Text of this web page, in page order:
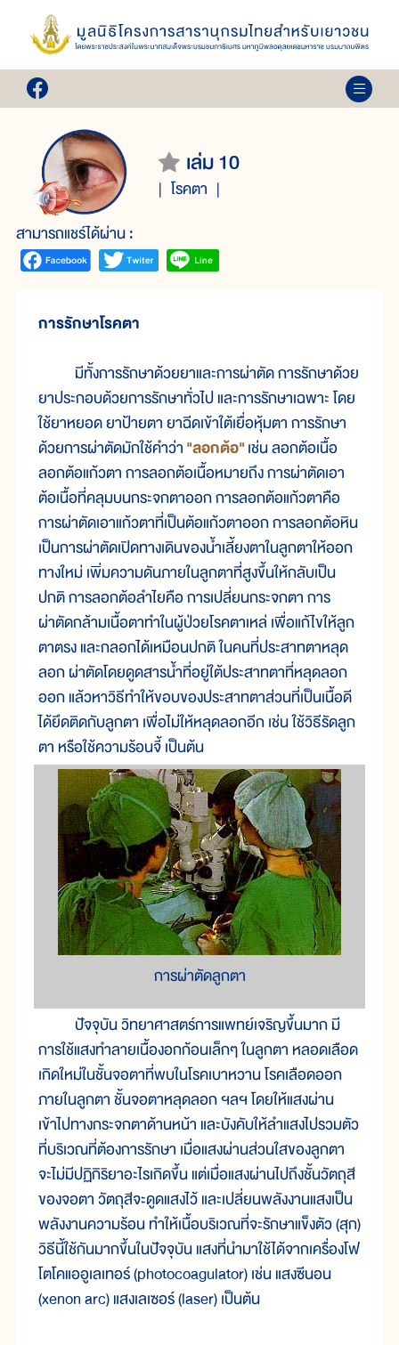
เล่ม 10
โรคตา
สามารถแชร์ได้ผ่าน :
การรักษาโรคตา
มีทั้งการรักษาด้วยยาและการผ่าตัด การรักษาด้วย
ยาประกอบด้วยการรักษาทั่วไป และการรักษาเฉพาะ โดย
ใช้ยาหยอด ยาป้ายตา ยาฉีดเข้าใต้เยื่อหุ้มตา การรักษา
ด้วยการผ่าตัดมักใช้คำว่า"ลอกต้อ"เช่น ลอกต้อเนื้อ
ลอกต้อแก้วตา การลอกต้อเนื้อหมายถึง การผ่าตัดเอา
ต้อเนื้อที่คลุมบนกระจกตาออก การลอกต้อแก้วตาคือ
การผ่าตัดเอาแก้วตาที่เป็นต้อแก้วตาออก การลอกต้อหิน
เป็นการผ่าตัดเปิดทางเดินของน้ำเลี้ยงตาในลูกตาให้ออก
ทางใหม่ เพิ่มความดันภายในลูกตาที่สูงขึ้นให้กลับเป็น
ปกติ การลอกต้อลำไยคือ การเปลี่ยนกระจกตา การ
ผ่าตัดกล้ามเนื้อตาทำในผู้ป่วยโรคตาเหล่ เพื่อแก้ไขให้ลูก
ตาตรง และกลอกได้เหมือนปกติ ในคนที่ประสาทตาหลุด
ลอก ผ่าตัดโดยดูดสารน้ำที่อยู่ใต้ประสาทตาที่หลุดลอก
ออก แล้วหาวิธีทำให้ขอบของประสาทตาส่วนที่เป็นเนื้อดี
ได้ยึดติดกับลูกตา เพื่อไม่ให้หลุดลอกอีก เช่น ใช้วิธีรัดลูก
ตา หรือใช้ความร้อนจี้ เป็นต้น
การผ่าตัดลูกตา
ปัจจุบัน วิทยาศาสตร์การแพทย์เจริญขึ้นมาก มี
การใช้แสงทำลายเนื้องอกก้อนเล็กๆ ในลูกตา หลอดเลือด
เกิดใหม่ในชั้นจอตาที่พบในโรคเบาหวาน โรคเลือดออก
ภายในลูกตา ชั้นจอตาหลุดลอก ฯลฯ โดยให้แสงผ่าน
เข้าไปทางกระจกตาด้านหน้า และบังคับให้ลำแสงไปรวมตัว
ที่บริเวณที่ต้องการรักษา เมื่อแสงผ่านส่วนใสของลูกตา
จะไม่มีปฏิกิริยาอะไรเกิดขึ้น แต่เมื่อแสงผ่านไปถึงชั้นวัตถุสี
ของจอตา วัตถุสีจะดูดแสงไว้ และเปลี่ยนพลังงานแสงเป็น
พลังงานความร้อน ทำให้เนื้อบริเวณที่จะรักษาแข็งตัว (สุก)
วิธีนี้ใช้กันมากขึ้นในปัจจุบัน แสงที่นำมาใช้ได้จากเครื่องโฟ
โตโคแออูเลเทอร์ (photocoagulator) เช่น แสงซีนอน
(xenon arc) แสงเลเซอร์ (laser) เป็นต้น